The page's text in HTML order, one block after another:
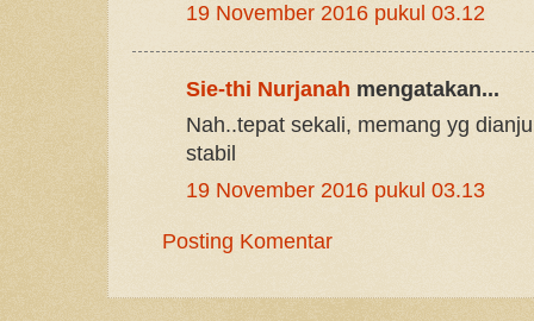
19 November 2016 pukul 03.12
Sie-thi Nurjanah mengatakan...
Nah..tepat sekali, memang yg
stabil
19 November 2016 pukul 03.13
Posting Komentar